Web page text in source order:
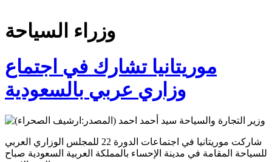
وزراء السياحة
موريتانيا تشارك في اجتماع
وزاري عربي بالسعودية
شاركت موريتانيا في اجتماعات الدورة 22 للمجلس الوزاري العربي
للسياحة المقامة في مدينة الإحساء بالمملكة العربية السعودية صباح